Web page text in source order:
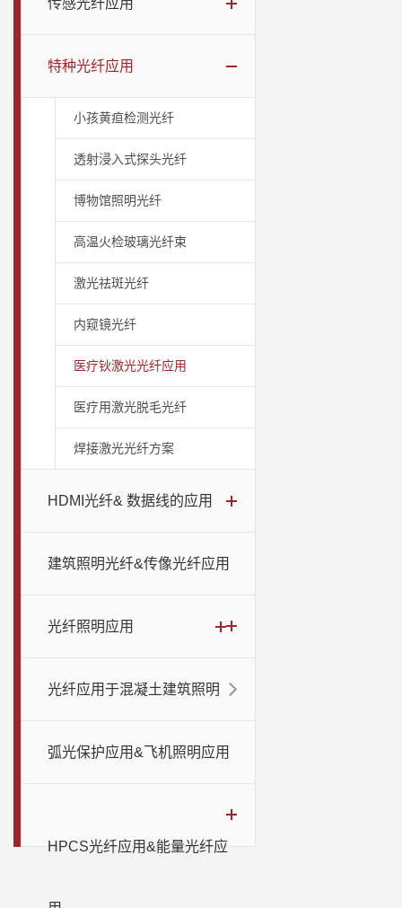
传感光纤应用
特种光纤应用
小孩黄疸检测光纤
透射浸入式探头光纤
博物馆照明光纤
高温火检玻璃光纤束
激光祛斑光纤
内窥镜光纤
医疗钬激光光纤应用
医疗用激光脱毛光纤
焊接激光光纤方案
HDMI光纤& 数据线的应用
建筑照明光纤&传像光纤应用
光纤照明应用
光纤应用于混凝土建筑照明
弧光保护应用&飞机照明应用
HPCS光纤应用&能量光纤应